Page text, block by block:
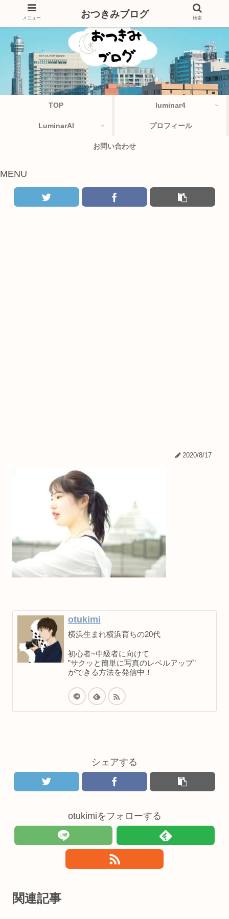
TOP luminar4
LuminarAI プロフィール
お問い合わせ
MENU
2020/8/17
otukimi
横浜生まれ横浜育ちの20代
初心者~中級者に向けて
”サクッと簡単に写真のレベルアップ”
ができる方法を発信中！
シェアする
otukimiをフォローする
関連記事
メニュー おつきみブログ 検索